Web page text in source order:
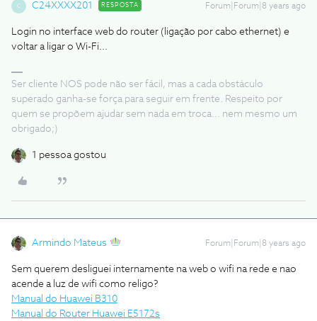
C C24XXXX201 RESPOSTA Forum|Forum|8 years ago
Login no interface web do router (ligação por cabo ethernet) e
voltar a ligar o Wi-Fi...
Ser cliente NOS pode não ser fácil, mas a cada obstáculo
superado ganha-se força para seguir em frente. Respeito por
quem se propõem ajudar sem nada em troca... nem mesmo um
obrigado;)
1 pessoa gostou
Armindo Mateus Forum|Forum|8 years ago
Sem querem desliguei internamente na web o wifi na rede e nao
acende a luz de wifi como religo?
Manual do Huawei B310
Manual do Router Huawei E5172s